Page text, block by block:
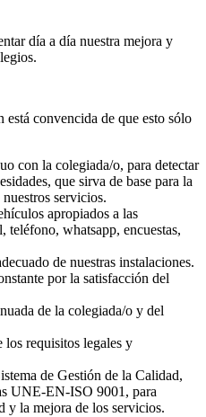
día a día nuestra mejora y
convencida de que esto sólo
con la colegiada/o, para detectar
que sirva de base para la
servicios.
apropiados a las
teléfono, whatsapp, encuestas,
de nuestras instalaciones.
por la satisfacción del
de la colegiada/o y del
requisitos legales y
de Gestión de la Calidad,
UNE-EN-ISO 9001, para
y la mejora de los servicios.